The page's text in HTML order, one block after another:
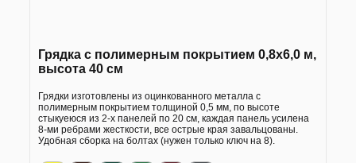
Грядка с полимерным покрытием 0,8х6,0 м,
высота 40 см
Грядки изготовлены из оцинкованного металла с
полимерным покрытием толщиной 0,5 мм, по высоте
стыкуеюся из 2-х панелей по 20 см, каждая панель усилена
8-ми ребрами жесткости, все острые края завальцованы.
Удобная сборка на болтах (нужен только ключ на 8).